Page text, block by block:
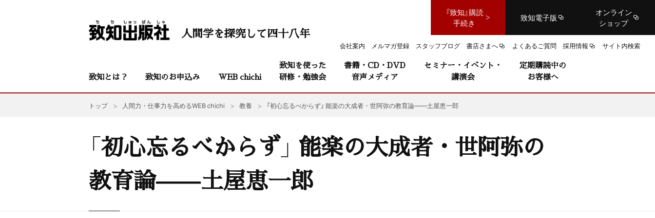
『致知』購読
手続き
致知電子版
オンライン
ショップ
会社案内 メルマガ登録 スタッフブログ 書店さまへ よくあるご質問 採用情報 サイト内検索
人間学を探究して四十八年
致知とは？ 致知のお申込み WEB chichi
致知を使った
研修・勉強会
書籍・CD・DVD
音声メディア
セミナー・イベント・
講演会
定期購読中の
お客様へ
トップ 人間力・仕事力を高めるWEB chichi 教養 「初心忘るべからず」 能楽の大成者・世阿弥の教育論——土屋恵一郎
「初心忘るべからず」 能楽の大成者・世阿弥の
教育論——土屋恵一郎